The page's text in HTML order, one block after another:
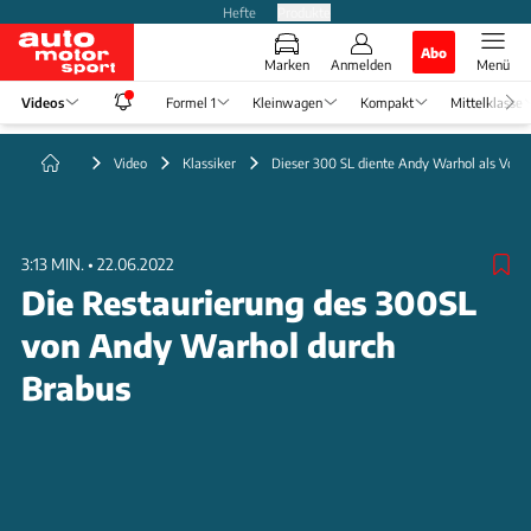
Hefte
Marken Anmelden
Abo
Menü
Videos Formel 1 Kleinwagen Kompakt Mittelklasse
Video Klassiker Dieser 300 SL diente Andy Warhol als
3:13 MIN. • 22.06.2022
Die Restaurierung des 300SL
von Andy Warhol durch
Brabus